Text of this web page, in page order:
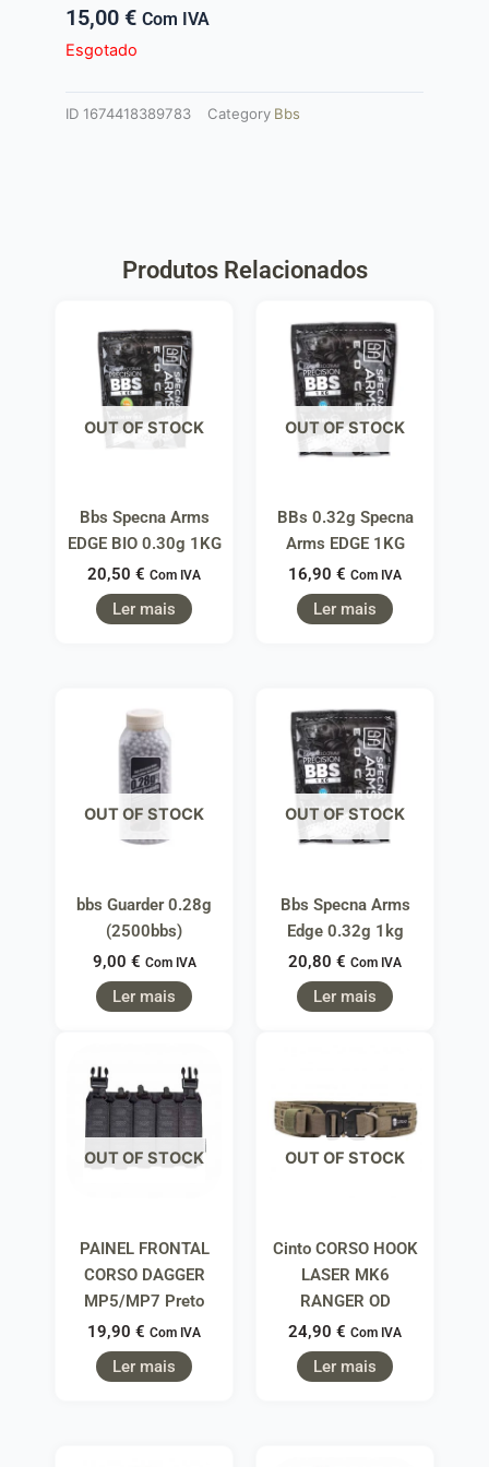
15,00 € Com IVA
Esgotado
ID 1674418389783 Category Bbs
Produtos Relacionados
OUT OF STOCK
Bbs Specna Arms
EDGE BIO 0.30g 1KG
20,50 € Com IVA
Ler mais
OUT OF STOCK
BBs 0.32g Specna
Arms EDGE 1KG
16,90 € Com IVA
Ler mais
OUT OF STOCK
bbs Guarder 0.28g
(2500bbs)
9,00 € Com IVA
Ler mais
OUT OF STOCK
Bbs Specna Arms
Edge 0.32g 1kg
20,80 € Com IVA
Ler mais
OUT OF STOCK
PAINEL FRONTAL
CORSO DAGGER
MP5/MP7 Preto
19,90 € Com IVA
Ler mais
OUT OF STOCK
Cinto CORSO HOOK
LASER MK6
RANGER OD
24,90 € Com IVA
Ler mais